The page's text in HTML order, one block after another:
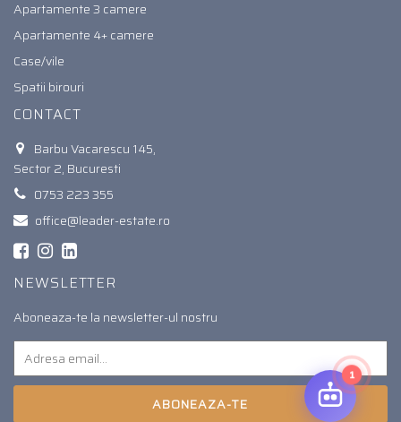
Apartamente 3 camere
Apartamente 4+ camere
Case/vile
Spatii birouri
CONTACT
Barbu Vacarescu 145,
Sector 2, Bucuresti
0753 223 355
office@leader-estate.ro
NEWSLETTER
Aboneaza-te la newsletter-ul nostru
ABONEAZA-TE
1